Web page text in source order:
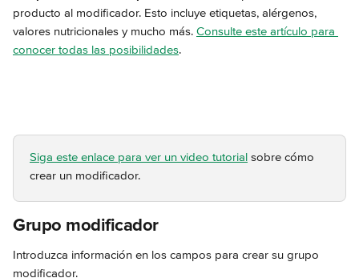
producto al modificador. Esto incluye etiquetas, alérgenos,
valores nutricionales y mucho más. Consulte este artículo para
conocer todas las posibilidades.
Siga este enlace para ver un video tutorial sobre cómo
crear un modificador.
Grupo modificador
Introduzca información en los campos para crear su grupo
modificador.